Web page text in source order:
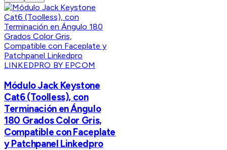
LINKEDPRO BY EPCOM
Módulo Jack Keystone
Cat6 (Toolless), con
Terminación en Ángulo
180 Grados Color Gris,
Compatible con Faceplate
y Patchpanel Linkedpro